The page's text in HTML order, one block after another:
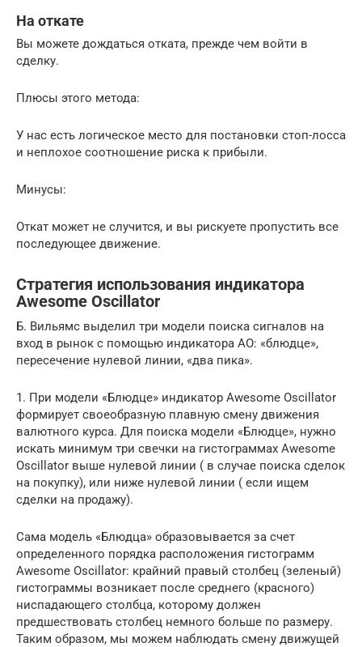
На откате
Вы можете дождаться отката, прежде чем войти в
сделку.
Плюсы этого метода:
У нас есть логическое место для постановки стоп-лосса
и неплохое соотношение риска к прибыли.
Минусы:
Откат может не случится, и вы рискуете пропустить все
последующее движение.
Стратегия использования индикатора
Awesome Oscillator
Б. Вильямс выделил три модели поиска сигналов на
вход в рынок с помощью индикатора АО: «блюдце»,
пересечение нулевой линии, «два пика».
1. При модели «Блюдце» индикатор Awesome Oscillator
формирует своеобразную плавную смену движения
валютного курса. Для поиска модели «Блюдце», нужно
искать минимум три свечки на гистограммах Awesome
Oscillator выше нулевой линии ( в случае поиска сделок
на покупку), или ниже нулевой линии ( если ищем
сделки на продажу).
Сама модель «Блюдца» образовывается за счет
определенного порядка расположения гистограмм
Awesome Oscillator: крайний правый столбец (зеленый)
гистограммы возникает после среднего (красного)
ниспадающего столбца, которому должен
предшествовать столбец немного больше по размеру.
Таким образом, мы можем наблюдать смену движущей